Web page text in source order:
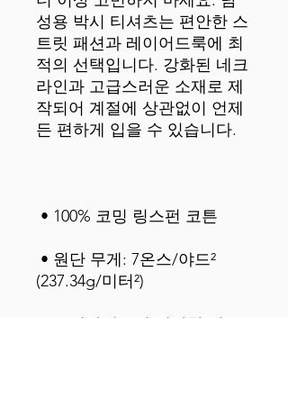
성용 박시 티셔츠는 편안한 스
트릿 패션과 레이어드룩에 최
적의 선택입니다. 강화된 네크
라인과 고급스러운 소재로 제
작되어 계절에 상관없이 언제